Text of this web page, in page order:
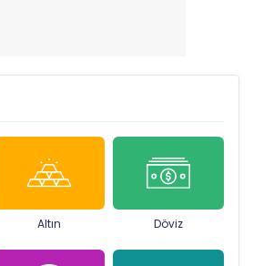
Altın Döviz